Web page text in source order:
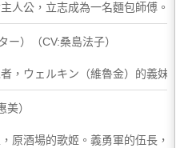
人公，立志成為一名麵包師傅
ー）（CV:桑島法子）
，ウェルキン（維魯金）的義
美）
原酒場的歌姬。義勇軍的伍長